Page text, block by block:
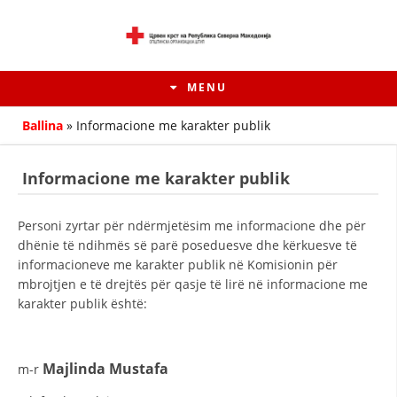
MENU
HISTORIA E KRYQIT TË KUQ
Ballina » Informacione me karakter publik
Informacione me karakter publik
Personi zyrtar për ndërmjetësim me informacione dhe për
dhënie të ndihmës së parë poseduesve dhe kërkuesve të
informacioneve me karakter publik në Komisionin për
mbrojtjen e të drejtës për qasje të lirë në informacione me
karakter publik është:
m-r Majlinda Mustafa